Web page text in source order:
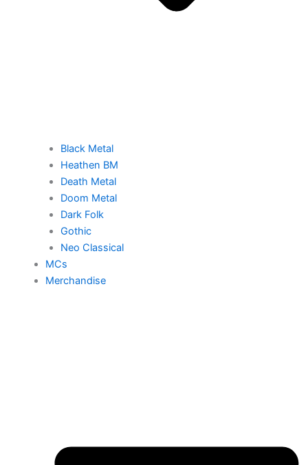
Black Metal
Heathen BM
Death Metal
Doom Metal
Dark Folk
Gothic
Neo Classical
MCs
Merchandise